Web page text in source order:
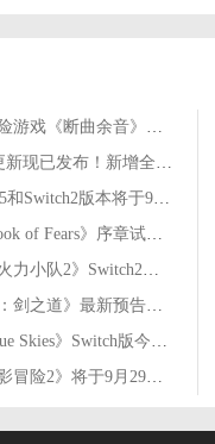
快节奏沙漠朋克动作冒险游戏《断曲余音》将同步推出Switch2版本
《Quake》重制版免费更新现已发布！新增全新扩展内容
《姆明：暖心冬日》PS5和Switch2版本将于9月18日发售
《Rainbow Billy: The Book of Fears》序章试玩现已在PC上线
射击游戏续作《异形：火力小队2》Switch2版本将于今年秋季推出
剑术动作游戏《鬼武者：剑之道》最新预告发布
轨道射击游戏《Wild Blue Skies》Switch版今年秋季推出
摄影冒险游戏续作《摄影冒险2》将于9月29日推出